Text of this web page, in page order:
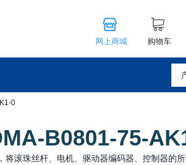
网上商城 购物车
0
B0801-75-
将滚珠丝杆、电机、驱动器编码器、控制器的